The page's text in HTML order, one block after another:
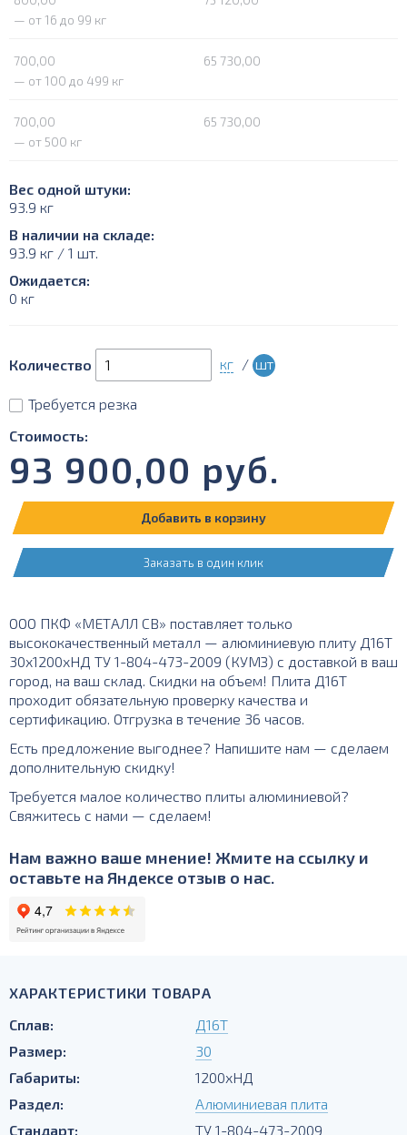
— от 16 до 99 кг
700,00
65 730,00
— от 100 до 499 кг
700,00
65 730,00
— от 500 кг
Вес одной штуки:
93.9 кг
В наличии на складе:
93.9 кг / 1 шт.
Ожидается:
0 кг
Количество кг / шт
Требуется резка
Стоимость:
93 900,00 руб.
Добавить в корзину
Заказать в один клик
ООО ПКФ «МЕТАЛЛ СВ» поставляет только
высококачественный металл — алюминиевую плиту Д16Т
30х1200хНД ТУ 1-804-473-2009 (КУМЗ) с доставкой в ваш
город, на ваш склад. Скидки на объем! Плита Д16Т
проходит обязательную проверку качества и
сертификацию. Отгрузка в течение 36 часов.
Есть предложение выгоднее? Напишите нам — сделаем
дополнительную скидку!
Требуется малое количество плиты алюминиевой?
Свяжитесь с нами — сделаем!
Нам важно ваше мнение! Жмите на ссылку и
оставьте на Яндексе отзыв о нас.
ХАРАКТЕРИСТИКИ ТОВАРА
Сплав:
Д16Т
Размер:
30
Габариты:
1200хНД
Раздел:
Алюминиевая плита
Стандарт:
ТУ 1-804-473-2009